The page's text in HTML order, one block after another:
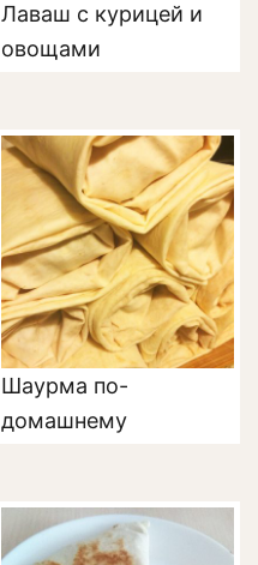
Лаваш с курицей и
овощами
Шаурма по-
домашнему